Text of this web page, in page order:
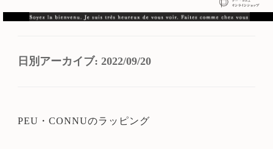
日別アーカイブ: 2022/09/20
PEU・CONNUのラッピング